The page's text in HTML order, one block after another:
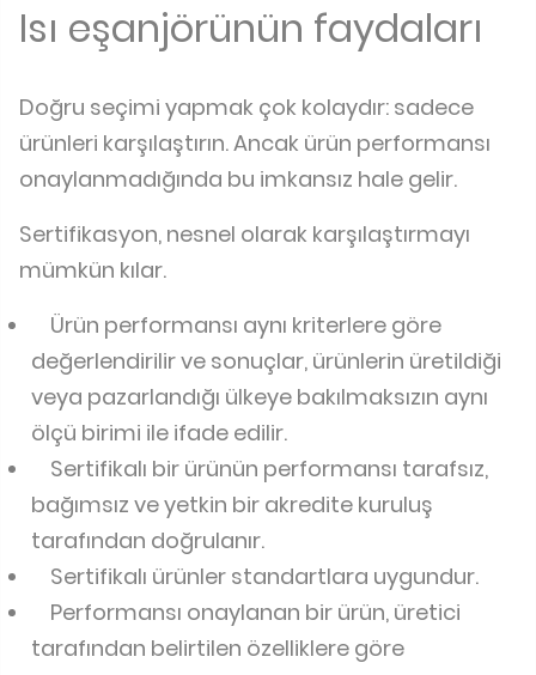
Isı eşanjörünün faydaları
Doğru seçimi yapmak çok kolaydır: sadece
ürünleri karşılaştırın. Ancak ürün performansı
onaylanmadığında bu imkansız hale gelir.
Sertifikasyon, nesnel olarak karşılaştırmayı
mümkün kılar.
Ürün performansı aynı kriterlere göre
değerlendirilir ve sonuçlar, ürünlerin üretildiği
veya pazarlandığı ülkeye bakılmaksızın aynı
ölçü birimi ile ifade edilir.
Sertifikalı bir ürünün performansı tarafsız,
bağımsız ve yetkin bir akredite kuruluş
tarafından doğrulanır.
Sertifikalı ürünler standartlara uygundur.
Performansı onaylanan bir ürün, üretici
tarafından belirtilen özelliklere göre